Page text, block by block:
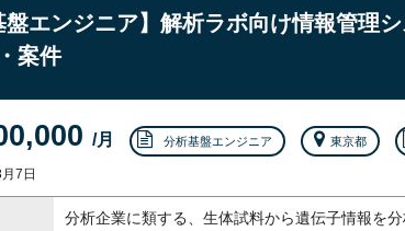
盤エンジニア】解析ラボ向け情報管理
案件
/月 分析基盤エンジニア 東京都
7日
分析企業に類する、生体試料から遺伝子情報を